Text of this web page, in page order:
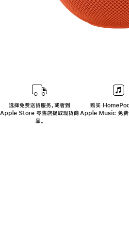
选择免费送货服务，或者到
Apple Store 零售店提取现货商
品。
购买
Apple Music 免费